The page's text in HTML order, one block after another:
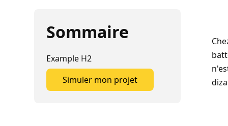
Sommaire
Example H2
Simuler mon projet